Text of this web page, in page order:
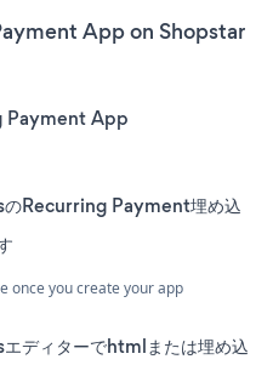
App on Shopstar
Payment App
Recurring Payment埋め込
once you create your app
ディターでhtmlまたは埋め込